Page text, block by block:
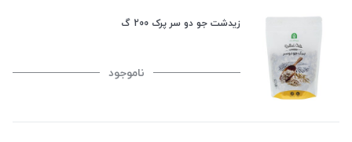
زیدشت جو دو سر پرک 200 گ
ناموجود